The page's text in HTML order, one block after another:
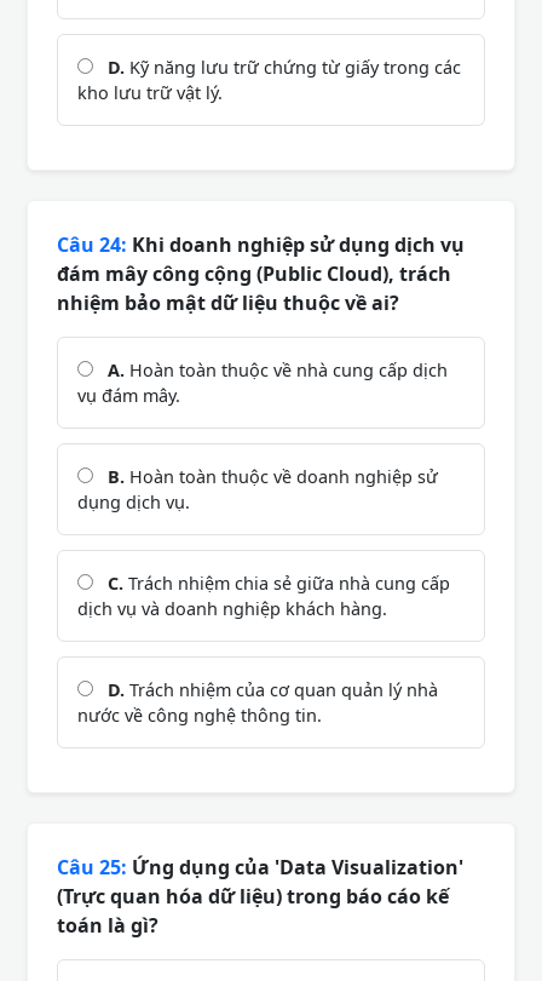
D. Kỹ năng lưu trữ chứng từ giấy trong các
kho lưu trữ vật lý.
Câu 24: Khi doanh nghiệp sử dụng dịch vụ
đám mây công cộng (Public Cloud), trách
nhiệm bảo mật dữ liệu thuộc về ai?
A. Hoàn toàn thuộc về nhà cung cấp dịch
vụ đám mây.
B. Hoàn toàn thuộc về doanh nghiệp sử
dụng dịch vụ.
C. Trách nhiệm chia sẻ giữa nhà cung cấp
dịch vụ và doanh nghiệp khách hàng.
D. Trách nhiệm của cơ quan quản lý nhà
nước về công nghệ thông tin.
Câu 25: Ứng dụng của 'Data Visualization'
(Trực quan hóa dữ liệu) trong báo cáo kế
toán là gì?